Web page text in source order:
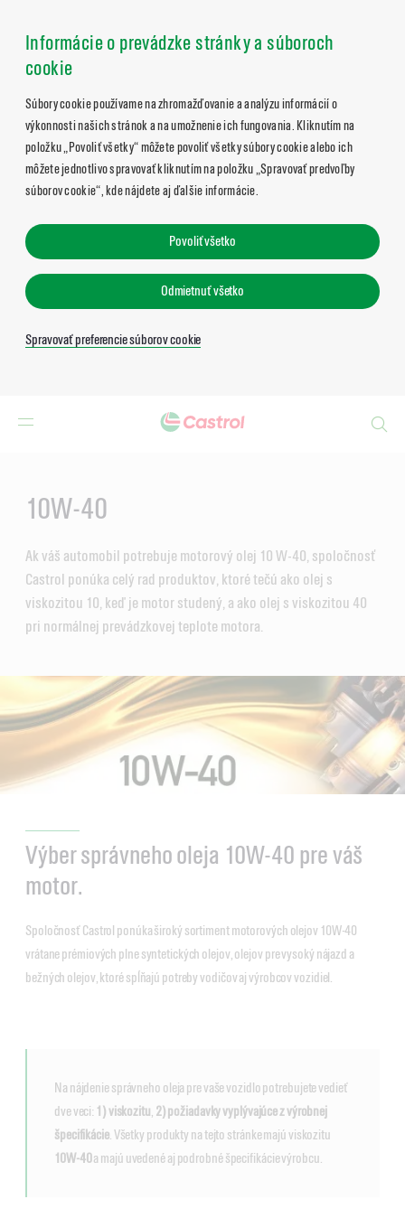
Informácie o prevádzke stránky a súboroch
cookie
Súbory cookie používame na zhromažďovanie a analýzu informácií o
výkonnosti našich stránok a na umožnenie ich fungovania. Kliknutím na
položku „Povoliť všetky“ môžete povoliť všetky súbory cookie alebo ich
môžete jednotlivo spravovať kliknutím na položku „Spravovať predvoľby
súborov cookie“, kde nájdete aj ďalšie informácie.
Povoliť všetko
Odmietnuť všetko
Spravovať preferencie súborov cookie
10W-40
Ak váš automobil potrebuje motorový olej 10 W-40, spoločnosť
Castrol ponúka celý rad produktov, ktoré tečú ako olej s
viskozitou 10, keď je motor studený, a ako olej s viskozitou 40
pri normálnej prevádzkovej teplote motora.
Výber správneho oleja 10W-40 pre váš
motor.
Spoločnosť Castrol ponúka široký sortiment motorových olejov 10W-40
vrátane prémiových plne syntetických olejov, olejov pre vysoký nájazd a
bežných olejov, ktoré spĺňajú potreby vodičov aj výrobcov vozidiel.
Na nájdenie správneho oleja pre vaše vozidlo potrebujete vedieť
dve veci: 1) viskozitu 2) požiadavky vyplývajúce z výrobnej
špecifikácie. Všetky produkty na tejto stránke majú viskozitu
10W-40a majú uvedené aj podrobné špecifikácie výrobcu.